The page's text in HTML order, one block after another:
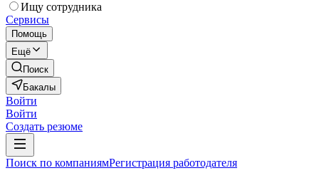
Ищу сотрудника
Сервисы
Помощь
Ещё
Поиск
Бакалы
Войти
Войти
Создать резюме
Поиск по компаниямРегистрация работодателя